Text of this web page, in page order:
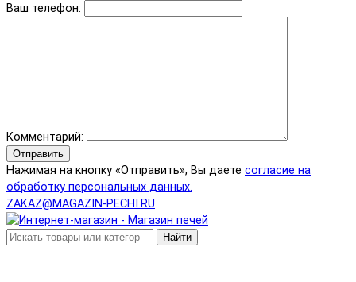
Ваш телефон:
Комментарий:
Отправить
Нажимая на кнопку «Отправить», Вы даете согласие на
обработку персональных данных.
ZAKAZ@MAGAZIN-PECHI.RU
Найти